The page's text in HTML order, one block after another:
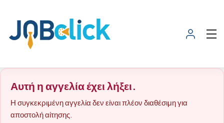
Αυτή η αγγελία έχει λήξει.
Η συγκεκριμένη αγγελία δεν είναι πλέον διαθέσιμη για
αποστολή αίτησης.